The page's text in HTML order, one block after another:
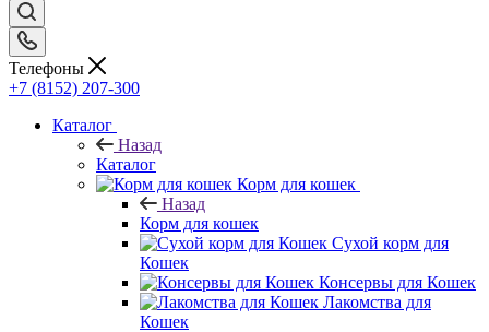
Телефоны
+7 (8152) 207-300
Каталог
Назад
Каталог
Корм для кошек
Назад
Корм для кошек
Сухой корм для
Кошек
Консервы для Кошек
Лакомства для
Кошек